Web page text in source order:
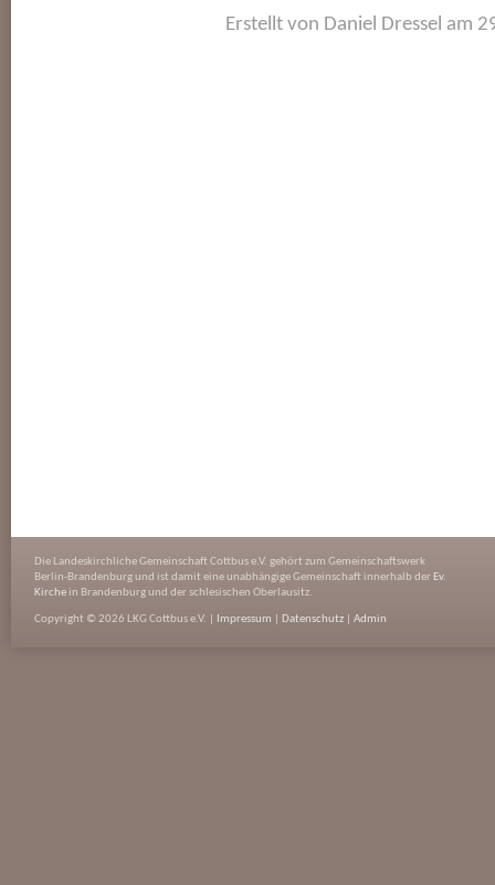
Erstellt von Daniel Dressel am
Die Landeskirchliche Gemeinschaft Cottbus e.V. gehört zum Gemeinschaftswerk
Berlin-Brandenburg und ist damit eine unabhängige Gemeinschaft innerhalb der Ev.
Kirche in Brandenburg und der schlesischen Oberlausitz.
Copyright © 2026 LKG Cottbus e.V. | Impressum |Datenschutz |Admin